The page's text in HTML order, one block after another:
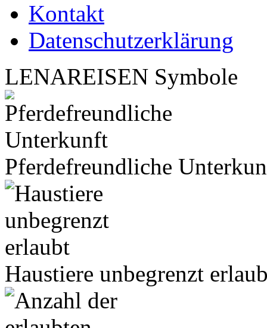
Kontakt
Datenschutzerklärung
LENAREISEN Symbole
Pferdefreundliche
Haustiere unbegrenzt